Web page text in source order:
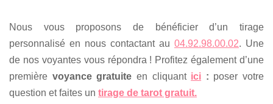
Nous vous proposons de bénéficier d’un tirage
personnalisé en nous contactant au 04.92.98.00.02. Une
de nos voyantes vous répondra ! Profitez également d’une
première voyance gratuite en cliquant ici : poser votre
question et faites un tirage de tarot gratuit.